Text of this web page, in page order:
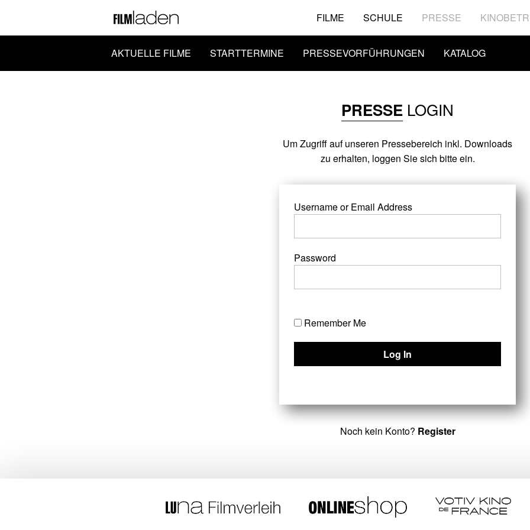
FILME SCHULE PRESSE
AKTUELLE FILME STARTTERMINE PRESSEVORFÜHRUNGEN KATALOG
PRESSE LOGIN
Um Zugriff auf unseren Pressebereich inkl. Downloads
zu erhalten, loggen Sie sich bitte ein.
Username or Email Address
Password
Remember Me
Noch kein Konto? Register